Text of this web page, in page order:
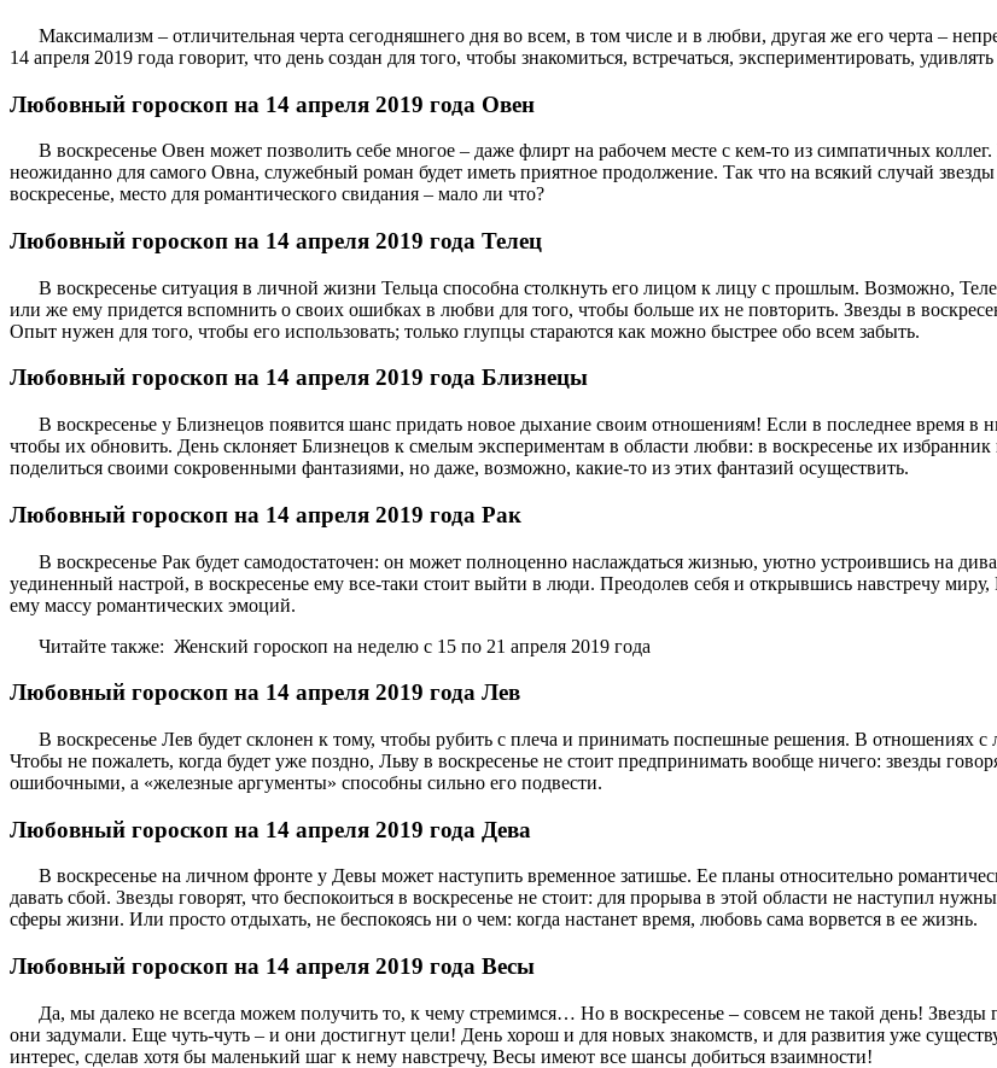
Максимализм – отличительная черта сегодняшнего дня во всем, в том числе и в любви, другая же его черта –
14 апреля 2019 года говорит, что день создан для того, чтобы знакомиться, встречаться, экспериментировать,
Любовный гороскоп на 14 апреля 2019 года Овен
В воскресенье Овен может позволить себе многое – даже флирт на рабочем месте с кем-то из симпатичных
неожиданно для самого Овна, служебный роман будет иметь приятное продолжение. Так что на всякий случай
воскресенье, место для романтического свидания – мало ли что?
Любовный гороскоп на 14 апреля 2019 года Телец
В воскресенье ситуация в личной жизни Тельца способна столкнуть его лицом к лицу с прошлым. Возможно,
или же ему придется вспомнить о своих ошибках в любви для того, чтобы больше их не повторить. Звезды в
Опыт нужен для того, чтобы его использовать; только глупцы стараются как можно быстрее обо всем забыть.
Любовный гороскоп на 14 апреля 2019 года Близнецы
В воскресенье у Близнецов появится шанс придать новое дыхание своим отношениям! Если в последнее время в
чтобы их обновить. День склоняет Близнецов к смелым экспериментам в области любви: в воскресенье их
поделиться своими сокровенными фантазиями, но даже, возможно, какие-то из этих фантазий осуществить.
Любовный гороскоп на 14 апреля 2019 года Рак
В воскресенье Рак будет самодостаточен: он может полноценно наслаждаться жизнью, уютно устроившись на
уединенный настрой, в воскресенье ему все-таки стоит выйти в люди. Преодолев себя и открывшись навстречу
ему массу романтических эмоций.
Читайте также: Женский гороскоп на неделю с 15 по 21 апреля 2019 года
Любовный гороскоп на 14 апреля 2019 года Лев
В воскресенье Лев будет склонен к тому, чтобы рубить с плеча и принимать поспешные решения. В отношениях
Чтобы не пожалеть, когда будет уже поздно, Льву в воскресенье не стоит предпринимать вообще ничего: звезды
ошибочными, а «железные аргументы» способны сильно его подвести.
Любовный гороскоп на 14 апреля 2019 года Дева
В воскресенье на личном фронте у Девы может наступить временное затишье. Ее планы относительно
давать сбой. Звезды говорят, что беспокоиться в воскресенье не стоит: для прорыва в этой области не наступил
сферы жизни. Или просто отдыхать, не беспокоясь ни о чем: когда настанет время, любовь сама ворвется в ее жизнь.
Любовный гороскоп на 14 апреля 2019 года Весы
Да, мы далеко не всегда можем получить то, к чему стремимся… Но в воскресенье – совсем не такой день!
они задумали. Еще чуть-чуть – и они достигнут цели! День хорош и для новых знакомств, и для развития уже
интерес, сделав хотя бы маленький шаг к нему навстречу, Весы имеют все шансы добиться взаимности!